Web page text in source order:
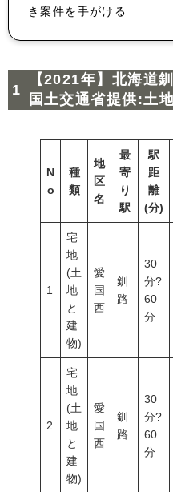
き案件を手がける
【2021年】北海道
国土交通省提供:土
N
o
種
類
地
区
名
最
寄
り
駅
駅
距
離
(分)
1
宅
地
(土
地
と
建
物)
愛
国
西
釧
路
30
分?
60
分
2
宅
地
(土
地
と
建
物)
愛
国
西
釧
路
30
分?
60
分